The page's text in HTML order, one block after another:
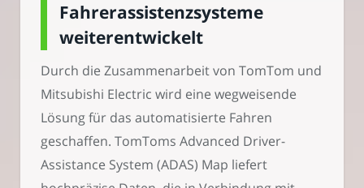
Fahrerassistenzsysteme
weiterentwickelt
Durch die Zusammenarbeit von TomTom und
Mitsubishi Electric wird eine wegweisende
Lösung für das automatisierte Fahren
geschaffen. TomToms Advanced Driver-
Assistance System (ADAS) Map liefert